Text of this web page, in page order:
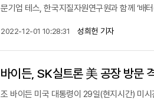
문기업 테스, 한국지질자원연구원과 함께 ‘배
2022-12-01 10:28:31 성희헌 기자
바이든, SK실트론 美 공장 방문
조 바이든 미국 대통령이 29일(현지시간) 미